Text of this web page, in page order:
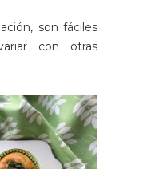
son fáciles
con otras